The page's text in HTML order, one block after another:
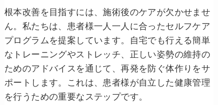
根本改善を目指すには、施術後のケアが欠かせませ
ん。私たちは、患者様一人一人に合ったセルフケア
プログラムを提案しています。自宅でも行える簡単
なトレーニングやストレッチ、正しい姿勢の維持の
ためのアドバイスを通じて、再発を防ぐ体作りをサ
ポートします。これは、患者様が自立した健康管理
を行うための重要なステップです。